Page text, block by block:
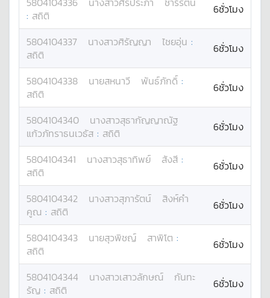
: สถิติ 6ชั่วโมง
5804104337 นางสาวศิรัญญา ไชยอุ่น :
สถิติ
6ชั่วโมง
5804104338 นายสหนาวี พันธ์ภักดิ์ :
สถิติ
6ชั่วโมง
5804104340 นางสาวสุธากัญญาณัฐ
แก้วภัทราธนเวธัส : สถิติ 6ชั่วโมง
5804104341 นางสาวสุธาทิพย์ สังสี :
สถิติ
6ชั่วโมง
5804104342 นางสาวสุภารัตน์
สิงห์คำ
คูณ : สถิติ 6ชั่วโมง
5804104343 นายสุวพิชญ์ สาพิโต :
สถิติ
6ชั่วโมง
5804104344 นางสาวเสาวลักษณ์
กันทะ
รัญ : สถิติ 6ชั่วโมง